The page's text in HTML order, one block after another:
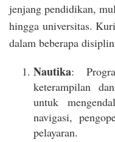
jenjang pendidikan,
hingga universitas.
dalam beberapa
Nautika:
keterampilan
untuk
navigasi,
pelayaran.